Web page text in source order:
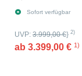
Sofort verfügbar
UVP: 3.999,00 €} 2)
ab 3.399,00 € 1)